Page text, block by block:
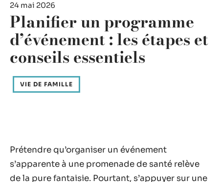
24 mai 2026
Planifier un programme
d’événement : les étapes et
conseils essentiels
VIE DE FAMILLE
Prétendre qu’organiser un événement
s’apparente à une promenade de santé relève
de la pure fantaisie. Pourtant, s’appuyer sur une